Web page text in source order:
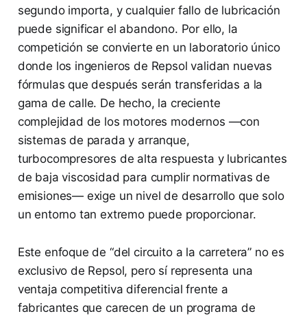
segundo importa, y cualquier fallo de lubricación
puede significar el abandono. Por ello, la
competición se convierte en un laboratorio único
donde los ingenieros de Repsol validan nuevas
fórmulas que después serán transferidas a la
gama de calle. De hecho, la creciente
complejidad de los motores modernos —con
sistemas de parada y arranque,
turbocompresores de alta respuesta y lubricantes
de baja viscosidad para cumplir normativas de
emisiones— exige un nivel de desarrollo que solo
un entorno tan extremo puede proporcionar.
Este enfoque de “del circuito a la carretera” no es
exclusivo de Repsol, pero sí representa una
ventaja competitiva diferencial frente a
fabricantes que carecen de un programa de